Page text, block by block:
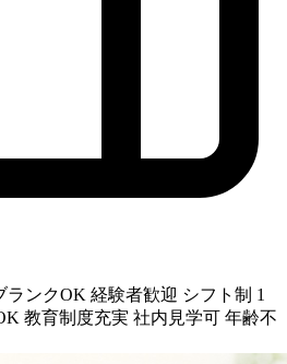
ランクOK 経験者歓迎 シフト制 1
教育制度充実 社内見学可 年齢不